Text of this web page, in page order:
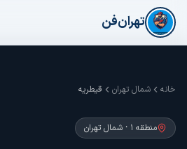
رفتن به محتوای اصلی
تهران‌فن
خانه شمال تهران قیطریه
منطقه ۱ · شمال تهران